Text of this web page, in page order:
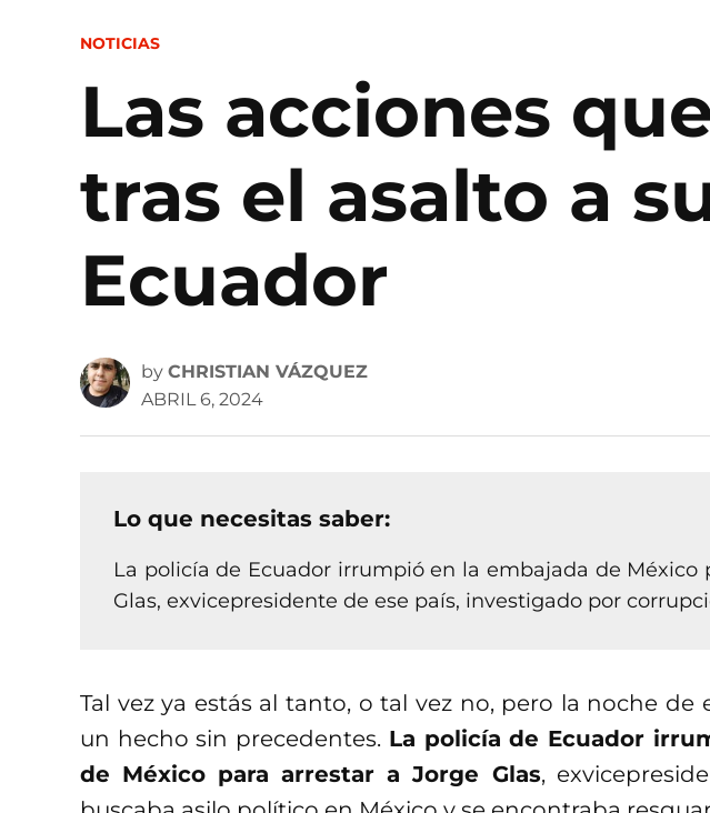
POSTED
NOTICIAS
Las acciones
tras el asalto a
Ecuador
by CHRISTIAN VÁZQUEZ
ABRIL 6, 2024
Lo que necesitas saber:
La policía de Ecuador irrumpió en la embajada de México
Glas, exvicepresidente de ese país, investigado por
Tal vez ya estás al tanto, o tal vez no, pero la noche de
un hecho sin precedentes. La policía de Ecuador
de México para arrestar a Jorge Glas,